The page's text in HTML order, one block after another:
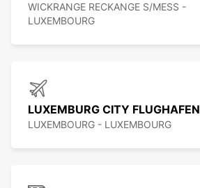
WICKRANGE RECKANGE S/MESS -
LUXEMBOURG
LUXEMBURG CITY FLUGHAFEN
LUXEMBOURG - LUXEMBOURG